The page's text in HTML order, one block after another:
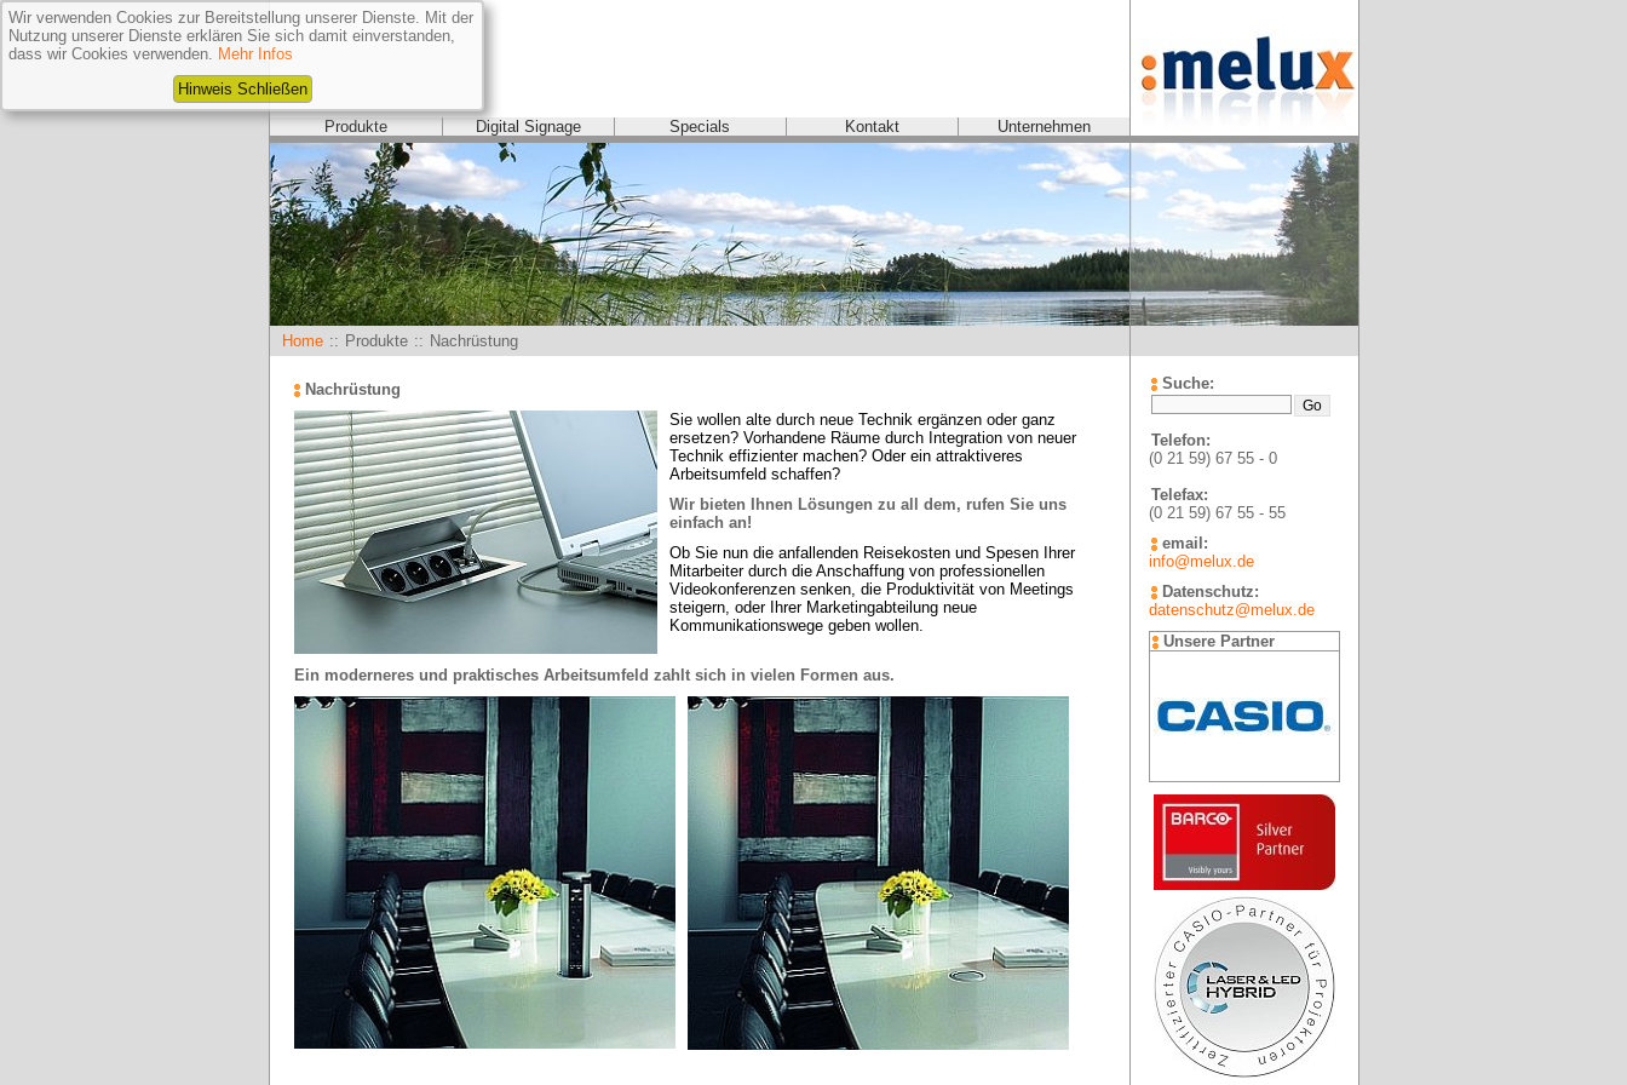
Produkte Digital Signage Specials Kontakt Unternehmen
Home :: Produkte :: Nachrüstung
Nachrüstung
Sie wollen alte durch neue Technik ergänzen oder ganz
ersetzen? Vorhandene Räume durch Integration von neuer
Technik effizienter machen? Oder ein attraktiveres
Arbeitsumfeld schaffen?
Wir bieten Ihnen Lösungen zu all dem, rufen Sie uns
einfach an!
Ob Sie nun die anfallenden Reisekosten und Spesen Ihrer
Mitarbeiter durch die Anschaffung von professionellen
Videokonferenzen senken, die Produktivität von Meetings
steigern, oder Ihrer Marketingabteilung neue
Kommunikationswege geben wollen.
Ein moderneres und praktisches Arbeitsumfeld zahlt sich in vielen Formen aus.
Suche:
Telefon:
(0 21 59) 67 55 - 0
Telefax:
(0 21 59) 67 55 - 55
email:
info@melux.de
Datenschutz:
datenschutz@melux.de
Unsere Partner
Wir verwenden Cookies zur Bereitstellung unserer Dienste. Mit der
Nutzung unserer Dienste erklären Sie sich damit einverstanden,
dass wir Cookies verwenden. Mehr Infos
Hinweis Schließen